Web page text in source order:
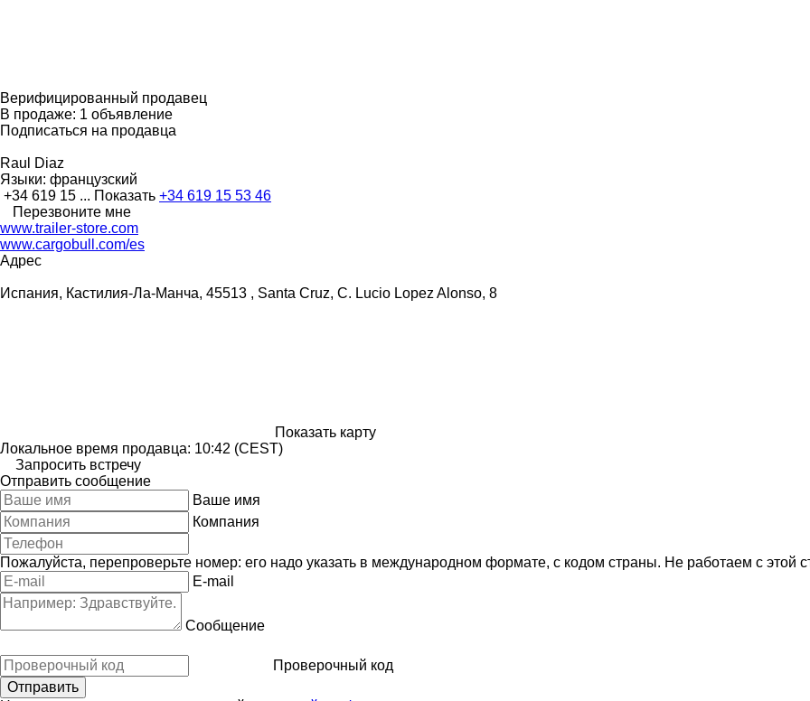
Верифицированный продавец
В продаже: 1 объявление
Подписаться на продавца
Raul Diaz
Языки: французский
+34 619 15 ... Показать +34 619 15 53 46
Перезвоните мне
www.trailer-store.com
www.cargobull.com/es
Адрес
Испания, Кастилия-Ла-Манча, 45513 , Santa Cruz, C. Lucio Lopez Alonso, 8
Показать карту
Локальное время продавца: 10:42 (CEST)
Запросить встречу
Отправить сообщение
Ваше имя
Компания
Пожалуйста, перепроверьте номер: его надо указать в международном формате, с кодом страны. Не работаем с этой
E-mail
Сообщение
Проверочный код